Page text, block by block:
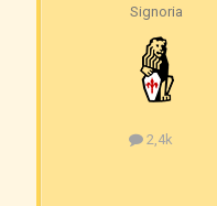
Signoria
2,4k